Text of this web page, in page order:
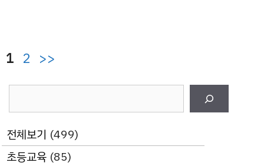
페
1 페
2 >>
전체보기 (499)
초등교육 (85)